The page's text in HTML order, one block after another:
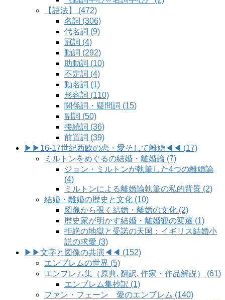
【語法】 (472)
名詞 (306)
代名詞 (9)
冠詞 (4)
動詞 (292)
助動詞 (10)
不定詞 (4)
動名詞 (1)
形容詞 (110)
関係詞・疑問詞 (15)
副詞 (50)
接続詞 (36)
前置詞 (39)
▶▶16-17世紀西欧の恋・愛そして離婚◀◀ (17)
ミルトンをめぐるの結婚・離婚論 (7)
ジョン・ミルトンが執筆した4つの離婚論
(4)
ミルトンによる離婚論執筆の私的背景 (2)
結婚・離婚の歴史と文化 (10)
図像から覗く結婚・離婚の文化 (2)
歴史家が明かす結婚・離婚観の変遷 (1)
拒絶の地獄と受諾の天国：イギリス結婚小
説の求愛 (3)
▶▶文字と図像の共演◀◀ (152)
エンブレムの世界 (5)
エンブレム集（原典, 翻訳, 作家・作品解説） (61)
エンブレム集抄訳 (1)
ファン・フェーン 愛のエンブレム (140)